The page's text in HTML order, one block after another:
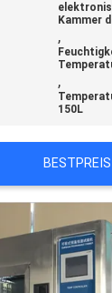
Kammer
,
,
150L
BESTPREIS